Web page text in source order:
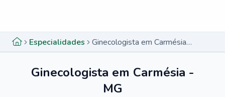
Especialidades Ginecologista em Carmésia - MG
Ginecologista em Carmésia -
MG